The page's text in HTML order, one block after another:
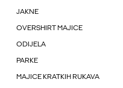
JAKNE
OVERSHIRT MAJICE
ODIJELA
PARKE
MAJICE KRATKIH RUKAVA